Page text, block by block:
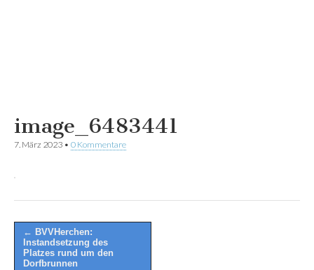
image_6483441
7. März 2023 • 0 Kommentare
Post
navigation
← BVVHerchen:
Instandsetzung des
Platzes rund um den
Dorfbrunnen